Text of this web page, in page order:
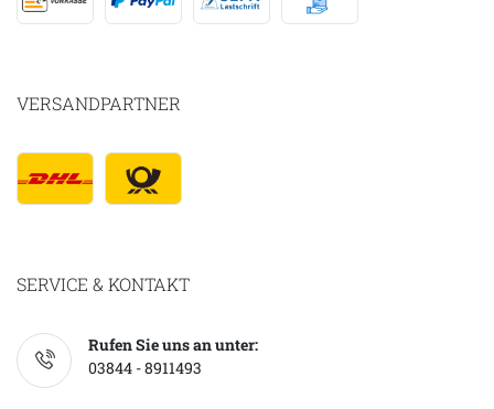
VERSANDPARTNER
SERVICE & KONTAKT
Rufen Sie uns an unter:
03844 - 8911493